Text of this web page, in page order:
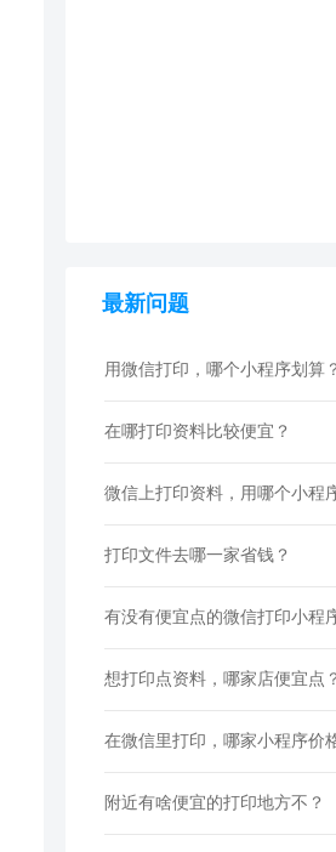
最新问题
用微信打印，哪个小程序划算？
在哪打印资料比较便宜？
微信上打印资料，用哪个小程
打印文件去哪一家省钱？
有没有便宜点的微信打印小程
想打印点资料，哪家店便宜点？
在微信里打印，哪家小程序价
附近有啥便宜的打印地方不？